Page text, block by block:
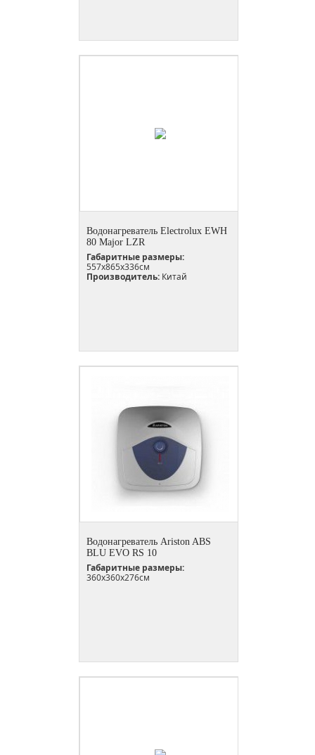
Водонагреватель Electrolux EWH
80 Major LZR
Габаритные размеры:
557x865x336см
Производитель: Китай
Водонагреватель Ariston ABS
BLU EVO RS 10
Габаритные размеры:
360x360x276см